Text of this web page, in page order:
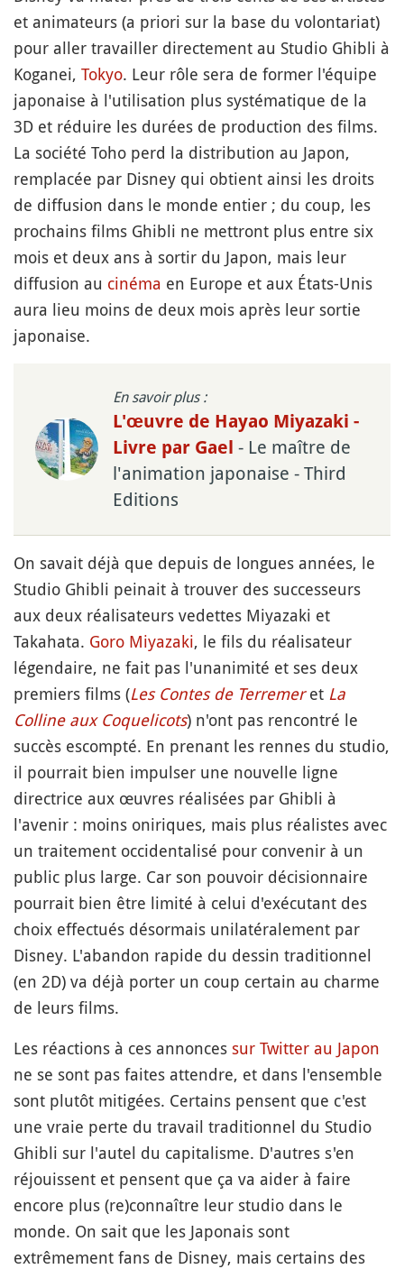
et animateurs (a priori sur la base du volontariat)
pour aller travailler directement au Studio Ghibli à
Koganei, Tokyo. Leur rôle sera de former l'équipe
japonaise à l'utilisation plus systématique de la
3D et réduire les durées de production des films.
La société Toho perd la distribution au Japon,
remplacée par Disney qui obtient ainsi les droits
de diffusion dans le monde entier ; du coup, les
prochains films Ghibli ne mettront plus entre six
mois et deux ans à sortir du Japon, mais leur
diffusion au cinéma en Europe et aux États-Unis
aura lieu moins de deux mois après leur sortie
japonaise.
En savoir plus :
L'œuvre de Hayao Miyazaki -
Livre par Gael - Le maître de
l'animation japonaise - Third
Editions
On savait déjà que depuis de longues années, le
Studio Ghibli peinait à trouver des successeurs
aux deux réalisateurs vedettes Miyazaki et
Takahata. Goro Miyazaki, le fils du réalisateur
légendaire, ne fait pas l'unanimité et ses deux
premiers films (Les Contes de Terremeret La
Colline aux Coquelicots) n'ont pas rencontré le
succès escompté. En prenant les rennes du studio,
il pourrait bien impulser une nouvelle ligne
directrice aux œuvres réalisées par Ghibli à
l'avenir : moins oniriques, mais plus réalistes avec
un traitement occidentalisé pour convenir à un
public plus large. Car son pouvoir décisionnaire
pourrait bien être limité à celui d'exécutant des
choix effectués désormais unilatéralement par
Disney. L'abandon rapide du dessin traditionnel
(en 2D) va déjà porter un coup certain au charme
de leurs films.
Les réactions à ces annonces sur Twitter au Japon
ne se sont pas faites attendre, et dans l'ensemble
sont plutôt mitigées. Certains pensent que c'est
une vraie perte du travail traditionnel du Studio
Ghibli sur l'autel du capitalisme. D'autres s'en
réjouissent et pensent que ça va aider à faire
encore plus (re)connaître leur studio dans le
monde. On sait que les Japonais sont
extrêmement fans de Disney, mais certains des